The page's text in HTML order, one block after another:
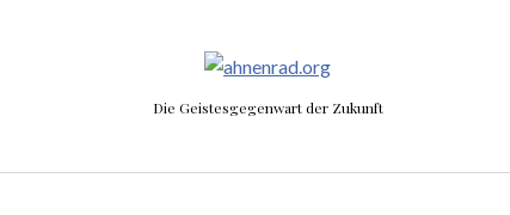
Die Geistesgegenwart der Zukunft